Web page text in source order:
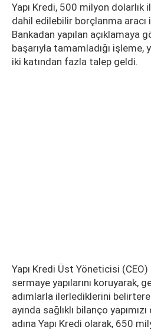
Yapı Kredi, 500 milyon dolarlık
dahil edilebilir borçlanma aracı
Bankadan yapılan açıklamaya
başarıyla tamamladığı işleme,
iki katından fazla talep geldi.
Yapı Kredi Üst Yöneticisi
sermaye yapılarını koruyarak,
adımlarla ilerlediklerini
ayında sağlıklı bilanço
adına Yapı Kredi olarak, 650